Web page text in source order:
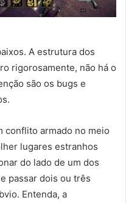
A estrutura dos
rigorosamente, não há o
são os bugs e
conflito armado no meio
lugares estranhos
do lado de um dos
passar dois ou três
Entenda, a